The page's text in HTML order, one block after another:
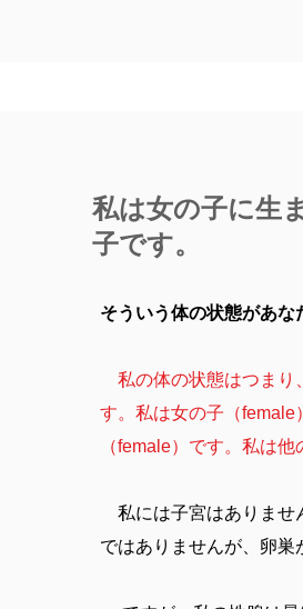
私は女の子に生
子です。
そういう体の状態があな
私の体の状態はつまり
す。私は女の子（female
（female）です。私は
私には子宮はありませ
ではありませんが、卵巣